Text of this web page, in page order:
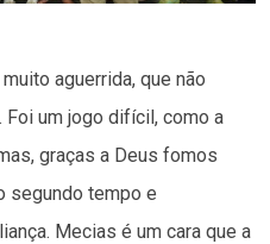
aguerrida, que não
um jogo difícil, como a
graças a Deus fomos
segundo tempo e
Mecias é um cara que a